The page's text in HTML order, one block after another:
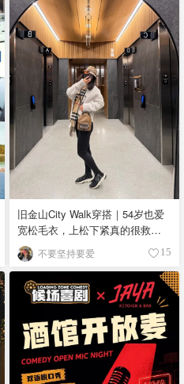
旧金山City Walk穿搭｜54岁也爱
宽松毛衣，上松下紧真的很救比
例
不要坚持要爱 15